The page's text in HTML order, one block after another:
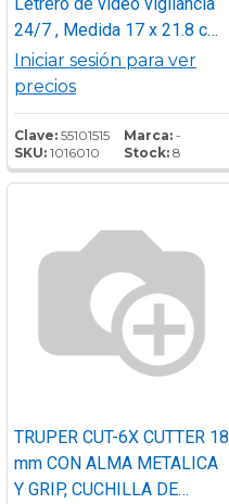
Letrero de video vigilancia
24/7 , Medida 17 x 21.8 cm ,
Estireno Calibre 30
Iniciar sesión para ver
precios
Clave: 55101515
SKU: 1016010
Marca:-
Stock:8
TRUPER CUT-6X CUTTER 18
mm CON ALMA METALICA
Y GRIP, CUCHILLA DE